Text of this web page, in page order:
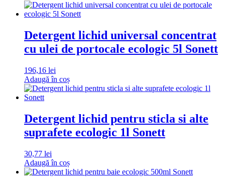
Detergent lichid universal concentrat
cu ulei de portocale ecologic 5l Sonett
196,16 lei
Adaugă în coș
Detergent lichid pentru sticla si alte
suprafete ecologic 1l Sonett
30,77 lei
Adaugă în coș